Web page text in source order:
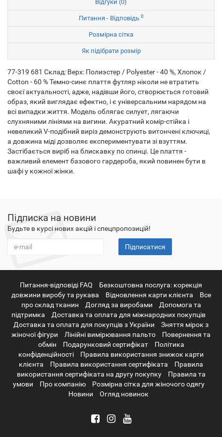
Відгуки (0)
Питання - Відповідь 0
Розмірна сітка
Як підібрати розмір
77-319 681 Склад: Верх: Полиэстер / Polyester - 40 %, Хлопок /
Cotton - 60 % Темно-синє плаття футляр ніколи не втратить
своєї актуальності, адже, надівши його, створюється готовий
образ, який виглядає ефектно, і є універсальним нарядом на
всі випадки життя. Модель облягає силует, лягаючи
слухняними лініями на вигини. Акуратний комір-стійка і
невеликий V-подібний виріз демонструють витончені ключиці,
а довжина міді дозволяє експериментувати зі взуттям.
Застібається виріб на блискавку по спинці. Це плаття -
важливий елемент базового гардероба, який повинен бути в
шафі у кожної жінки.
Підписка на новини
Будьте в курсі нових акцій і спецпропозицій!
Підписатися
Питання-відповіді FAQ
Безкоштовна послуга: корекція
довжини виробу та рукава
Відновлення карти клієнта
Все
про склад тканин
Догляд за виробами
Допомога та
підтримка
Доставка та оплата для міжнародних покупців
Доставка та оплата для покупців з України
Зняття мірок з
жіночої фігури
Лінійні вимірювання пальто
Повернення та
обмін
Подарунковий сертифікат
Політика
конфіденційності
Правила використання знижок карти
клієнта
Правила використання сертифіката
Правила
використання сертифіката на другу покупку
Правила та
умови
Про компанію
Розмірна сітка для жіночого одягу
Новини
Огляд новинок